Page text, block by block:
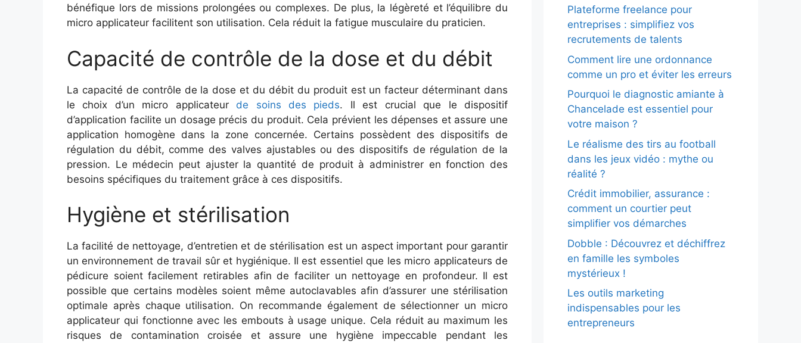
bénéfique lors de missions prolongées ou complexes. De plus, la légèreté et l’équilibre du
micro applicateur facilitent son utilisation. Cela réduit la fatigue musculaire du praticien.
Capacité de contrôle de la dose et du débit
La capacité de contrôle de la dose et du débit du produit est un facteur déterminant dans
le choix d’un micro applicateur de soins des pieds. Il est crucial que le dispositif
d’application facilite un dosage précis du produit. Cela prévient les dépenses et assure une
application homogène dans la zone concernée. Certains possèdent des dispositifs de
régulation du débit, comme des valves ajustables ou des dispositifs de régulation de la
pression. Le médecin peut ajuster la quantité de produit à administrer en fonction des
besoins spécifiques du traitement grâce à ces dispositifs.
Hygiène et stérilisation
La facilité de nettoyage, d’entretien et de stérilisation est un aspect important pour garantir
un environnement de travail sûr et hygiénique. Il est essentiel que les micro applicateurs de
pédicure soient facilement retirables afin de faciliter un nettoyage en profondeur. Il est
possible que certains modèles soient même autoclavables afin d’assurer une stérilisation
optimale après chaque utilisation. On recommande également de sélectionner un micro
applicateur qui fonctionne avec les embouts à usage unique. Cela réduit au maximum les
risques de contamination croisée et assure une hygiène impeccable pendant les
Plateforme freelance pour
entreprises : simplifiez vos
recrutements de talents
Comment lire une ordonnance
comme un pro et éviter les erreurs
Pourquoi le diagnostic amiante à
Chancelade est essentiel pour
votre maison ?
Le réalisme des tirs au football
dans les jeux vidéo : mythe ou
réalité ?
Crédit immobilier, assurance :
comment un courtier peut
simplifier vos démarches
Dobble : Découvrez et déchiffrez
en famille les symboles
mystérieux !
Les outils marketing
indispensables pour les
entrepreneurs